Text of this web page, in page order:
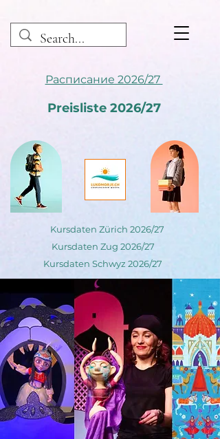
Расписание 2026/27
Preisliste 2026/27
Kursdaten Zürich 2026/27
Kursdaten Zug 2026/27
Kursdaten Schwyz 2026/27